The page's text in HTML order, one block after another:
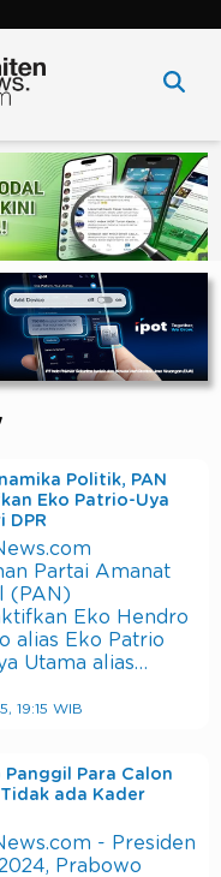
Politik, PAN
Eko Patrio-Uya
DPR
Partai Amanat
(PAN)
Eko Hendro
alias Eko Patrio
Utama alias…
19:15 WIB
Panggil Para Calon
ada Kader
- Presiden
Prabowo